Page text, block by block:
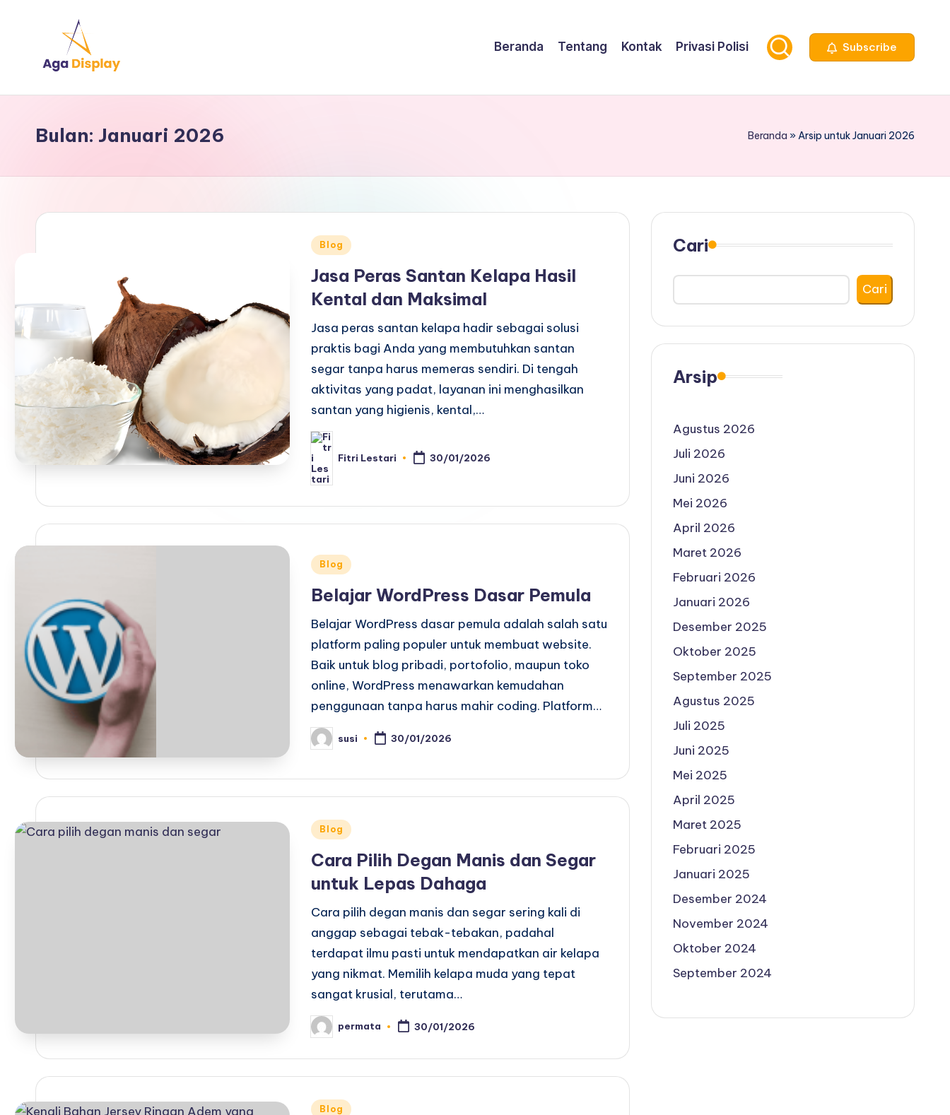
Beranda Tentang Kontak Privasi Polisi Subscribe
Bulan: Januari 2026 Beranda »Arsip untuk Januari 2026
Posted
Blog
Jasa Peras Santan Kelapa Hasil
Kental dan Maksimal
Jasa peras santan kelapa hadir sebagai solusi
praktis bagi Anda yang membutuhkan santan
segar tanpa harus memeras sendiri. Di tengah
aktivitas yang padat, layanan ini menghasilkan
santan yang higienis, kental,…
Posted
by
Fitri Lestari 30/01/2026
Posted
Blog
Belajar WordPress Dasar Pemula
Belajar WordPress dasar pemula adalah salah satu
platform paling populer untuk membuat website.
Baik untuk blog pribadi, portofolio, maupun toko
online, WordPress menawarkan kemudahan
penggunaan tanpa harus mahir coding. Platform…
Posted
by
susi 30/01/2026
Posted
Blog
Cara Pilih Degan Manis dan Segar
untuk Lepas Dahaga
Cara pilih degan manis dan segar sering kali di
anggap sebagai tebak-tebakan, padahal
terdapat ilmu pasti untuk mendapatkan air kelapa
yang nikmat. Memilih kelapa muda yang tepat
sangat krusial, terutama…
Posted
by
permata 30/01/2026
Posted
Blog
Cari
Cari
Arsip
Agustus 2026
Juli 2026
Juni 2026
Mei 2026
April 2026
Maret 2026
Februari 2026
Januari 2026
Desember 2025
Oktober 2025
September 2025
Agustus 2025
Juli 2025
Juni 2025
Mei 2025
April 2025
Maret 2025
Februari 2025
Januari 2025
Desember 2024
November 2024
Oktober 2024
September 2024